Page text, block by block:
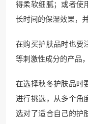
得柔软细腻；或者使
长时间的保湿效果，
在购买护肤品时也要
等刺激性成分的产品
在选择秋冬护肤品时
进行挑选，从多个角
选对了适合自己的护